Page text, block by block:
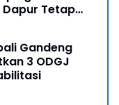
Tetap
Gandeng
3 ODGJ